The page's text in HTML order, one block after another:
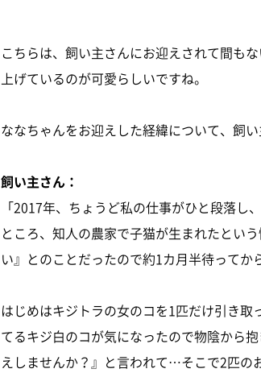
こちらは、飼い主さんにお迎えされて間も
上げているのが可愛らしいですね。
ななちゃんをお迎えした経緯について、飼い
飼い主さん：
「2017年、ちょうど私の仕事がひと段落
ところ、知人の農家で子猫が生まれたとい
い』とのことだったので約1カ月半待ってか
はじめはキジトラの女のコを1匹だけ引き
てるキジ白のコが気になったので物陰から
えしませんか？』と言われて…そこで2匹の